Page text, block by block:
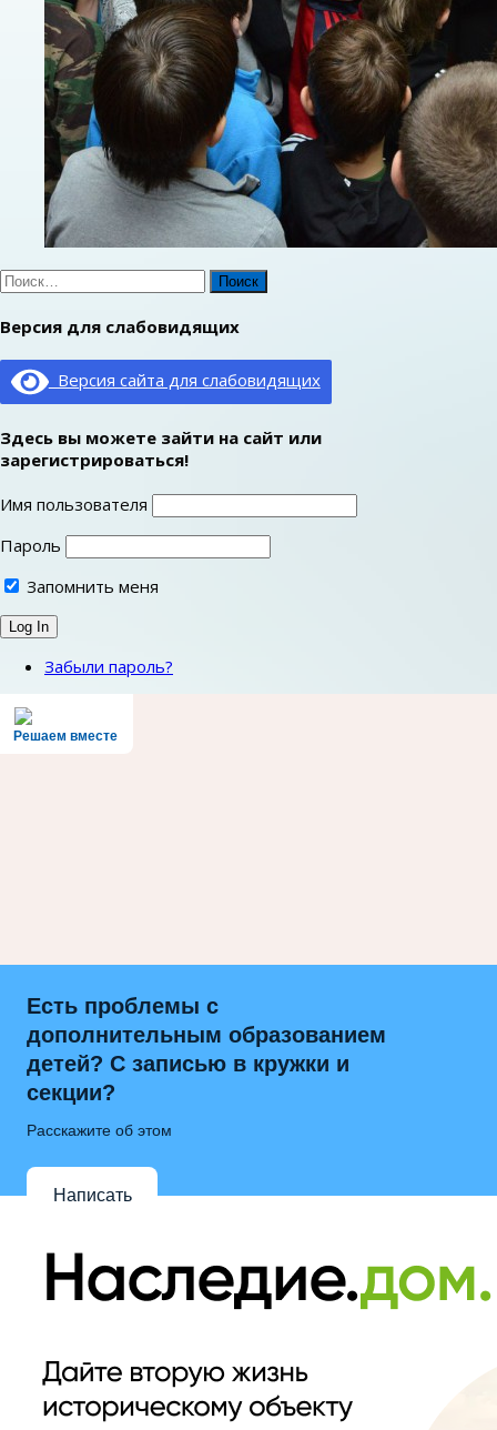
Найти:
Версия для слабовидящих
Версия сайта для слабовидящих
Здесь вы можете зайти на сайт или
зарегистрироваться!
Имя пользователя
Пароль
Запомнить меня
Забыли пароль?
Решаем вместе
Есть проблемы с
дополнительным образованием
детей? С записью в кружки и
секции?
Расскажите об этом
Написать